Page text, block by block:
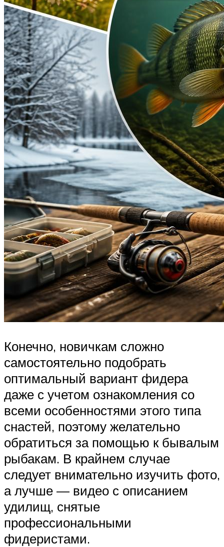
Конечно, новичкам сложно
самостоятельно подобрать
оптимальный вариант фидера
даже с учетом ознакомления со
всеми особенностями этого типа
снастей, поэтому желательно
обратиться за помощью к бывалым
рыбакам. В крайнем случае
следует внимательно изучить фото,
а лучше — видео с описанием
удилищ, снятые
профессиональными
фидеристами.